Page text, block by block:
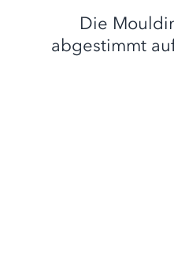
Die
abgestimmt